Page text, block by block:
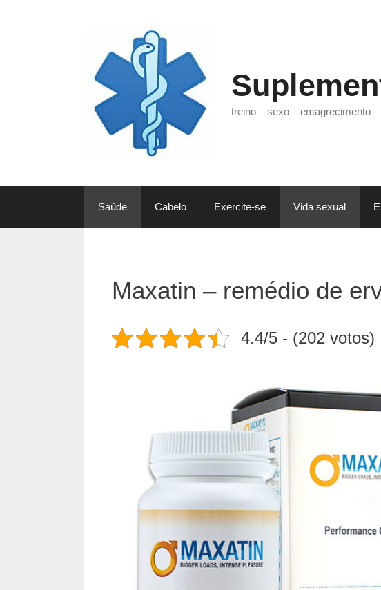
treino – sexo – emagrecimento –
Saúde Cabelo Exercite-se Vida sexual
Maxatin – remédio de
4.4/5 - (202 votos)